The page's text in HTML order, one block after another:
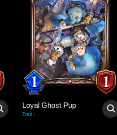
Loyal Ghost Pup
Trait : -